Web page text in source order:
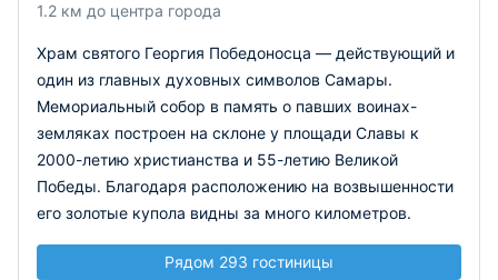
1.2 км до центра города
Храм святого Георгия Победоносца — действующий и
один из главных духовных символов Самары.
Мемориальный собор в память о павших воинах-
земляках построен на склоне у площади Славы к
2000-летию христианства и 55-летию Великой
Победы. Благодаря расположению на возвышенности
его золотые купола видны за много километров.
Рядом 293 гостиницы